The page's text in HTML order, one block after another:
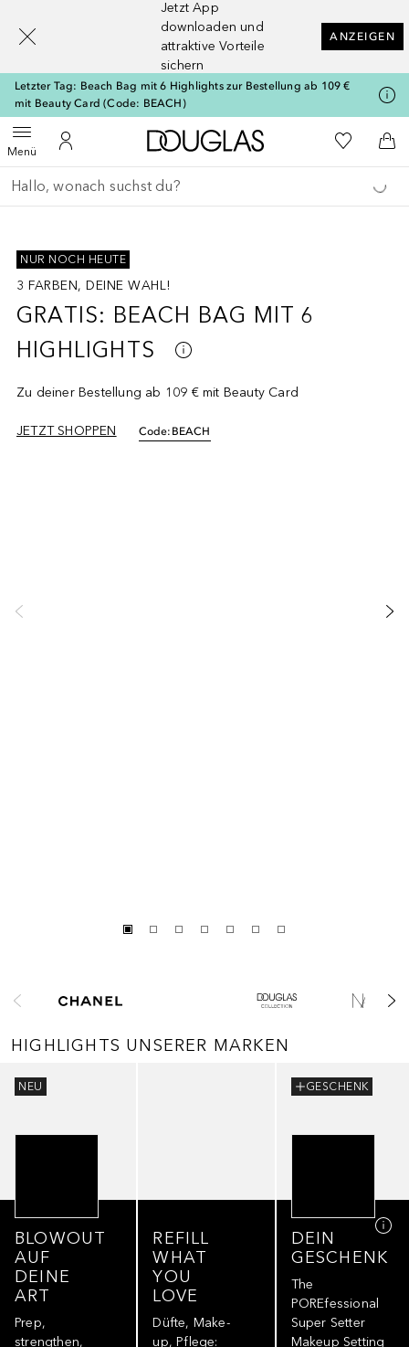
Jetzt App
downloaden und
attraktive Vorteile
sichern
ANZEIGEN
Letzter Tag: Beach Bag mit 6 Highlights zur Bestellung ab 109 €
mit Beauty Card (Code: BEACH)
MenüMenü öffnenZu Meinem Kundenkonto
Zur Douglas Startseite
Zu Meiner
Gehe zurück
Suche ausführen
NUR NOCH HEUTE
3 FARBEN, DEINE WAHL!
GRATIS: BEACH BAG MIT 6
HIGHLIGHTS
Zu deiner Bestellung ab 109 € mit Beauty Card
JETZT SHOPPEN Code: BEACH
HIGHLIGHTS UNSERER MARKEN
NEU
BLOWOUT
AUF
DEINE
ART
Prep,
strengthen,
REFILL
WHAT
YOU
LOVE
Düfte, Make-
up, Pflege:
GESCHENK
DEIN
GESCHENK
The
POREfessional
Super Setter
Makeup Setting
[navigation.slideout.screenreader]